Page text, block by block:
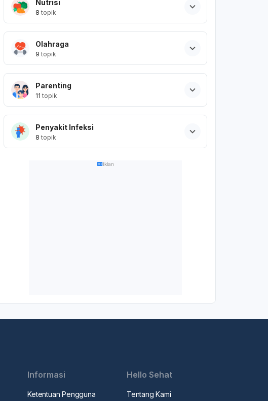
Nutrisi
8 topik
Olahraga
9 topik
Parenting
11 topik
Penyakit Infeksi
8 topik
Iklan
Informasi
Ketentuan Pengguna
Hello Sehat
Tentang Kami